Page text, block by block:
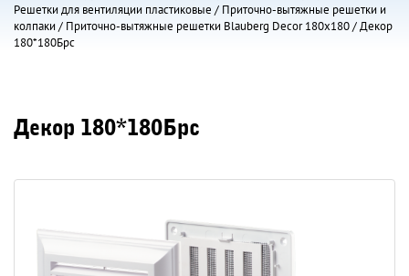
Решетки для вентиляции пластиковые / Приточно-вытяжные решетки и
колпаки/ Приточно-вытяжные решетки Blauberg Decor 180x180/ Декор
180*180Брс
Декор 180*180Брс